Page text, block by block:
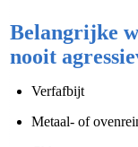
Belangrijke
nooit
Verfafbijt
Metaal- of